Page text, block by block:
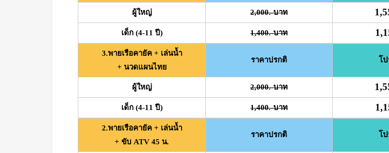
ผู้ใหญ่ 2,000.-บาท
เด็ก (4-11 ปี) 1,400.-บาท
3.พายเรือคายัค + เล่นน้ำ
+ นวดแผนไทย
ราคาปรกติ โ
ผู้ใหญ่ 2,000.-บาท
เด็ก (4-11 ปี) 1,400.-บาท
2.พายเรือคายัค + เล่นน้ำ
+ ขับ ATV 45 น.
ราคาปรกติ โ